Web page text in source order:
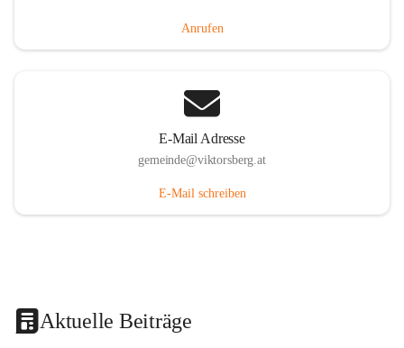
Anrufen
E-Mail Adresse
gemeinde@viktorsberg.at
E-Mail schreiben
Aktuelle Beiträge